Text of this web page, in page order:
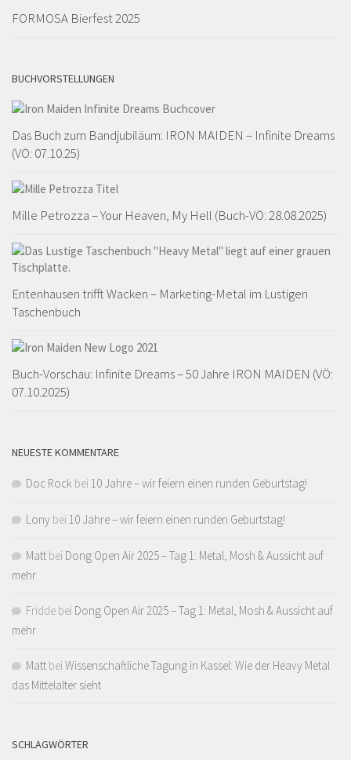
FORMOSA Bierfest 2025
BUCHVORSTELLUNGEN
Das Buch zum Bandjubiläum: IRON MAIDEN – Infinite Dreams
(VÖ: 07.10.25)
Mille Petrozza – Your Heaven, My Hell (Buch-VÖ: 28.08.2025)
Entenhausen trifft Wacken – Marketing-Metal im Lustigen
Taschenbuch
Buch-Vorschau: Infinite Dreams – 50 Jahre IRON MAIDEN (VÖ:
07.10.2025)
NEUESTE KOMMENTARE
Doc Rock bei 10 Jahre – wir feiern einen runden Geburtstag!
Lony bei 10 Jahre – wir feiern einen runden Geburtstag!
Matt bei Dong Open Air 2025 – Tag 1: Metal, Mosh & Aussicht auf
mehr
Fridde bei Dong Open Air 2025 – Tag 1: Metal, Mosh & Aussicht auf
mehr
Matt bei Wissenschaftliche Tagung in Kassel: Wie der Heavy Metal
das Mittelalter sieht
SCHLAGWÖRTER